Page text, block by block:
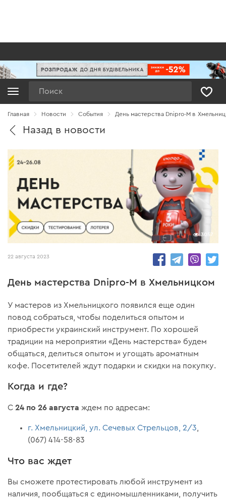
Главная Новости Cобытия День мастерства Dnipro-M в
Назад в новости
3057
22 августа 2023
День мастерства Dnipro-M в Хмельницком
У мастеров из Хмельницкого появился еще один
повод собраться, чтобы поделиться опытом и
приобрести украинский инструмент. По хорошей
традиции на мероприятии «День мастерства» будем
общаться, делиться опытом и угощать ароматным
кофе. Посетителей ждут подарки и скидки на покупку.
Когда и где?
С24 по 26 августаждем по адресам:
г. Хмельницкий, ул. Сечевых Стрельцов, 2/3
(067) 414-58-83
Что вас ждет
Вы сможете протестировать любой инструмент из
наличия, пообщаться с единомышленниками, получить